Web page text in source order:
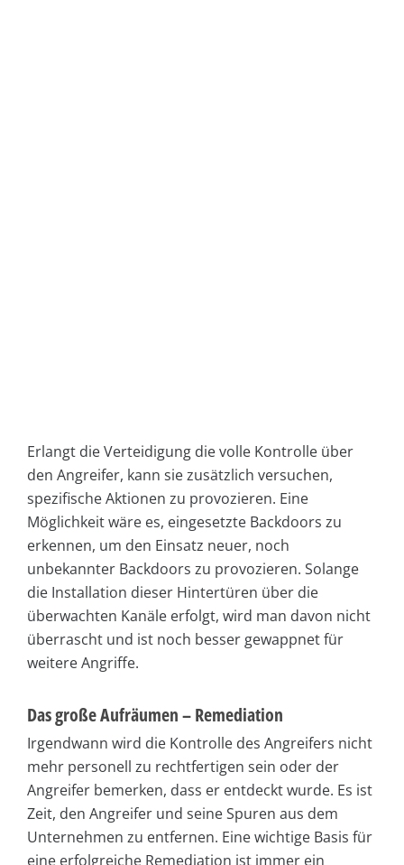
Erlangt die Verteidigung die volle Kontrolle über
den Angreifer, kann sie zusätzlich versuchen,
spezifische Aktionen zu provozieren. Eine
Möglichkeit wäre es, eingesetzte Backdoors zu
erkennen, um den Einsatz neuer, noch
unbekannter Backdoors zu provozieren. Solange
die Installation dieser Hintertüren über die
überwachten Kanäle erfolgt, wird man davon nicht
überrascht und ist noch besser gewappnet für
weitere Angriffe.
Das große Aufräumen – Remediation
Irgendwann wird die Kontrolle des Angreifers nicht
mehr personell zu rechtfertigen sein oder der
Angreifer bemerken, dass er entdeckt wurde. Es ist
Zeit, den Angreifer und seine Spuren aus dem
Unternehmen zu entfernen. Eine wichtige Basis für
eine erfolgreiche Remediation ist immer ein